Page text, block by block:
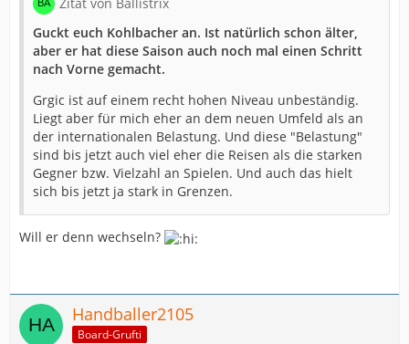
Guckt euch Kohlbacher an. Ist natürlich schon älter,
aber er hat diese Saison auch noch mal einen Schritt
nach Vorne gemacht.
Grgic ist auf einem recht hohen Niveau unbeständig.
Liegt aber für mich eher an dem neuen Umfeld als an
der internationalen Belastung. Und diese "Belastung"
sind bis jetzt auch viel eher die Reisen als die starken
Gegner bzw. Vielzahl an Spielen. Und auch das hielt
sich bis jetzt ja stark in Grenzen.
Will er denn wechseln?
Handballer2105
Board-Grufti